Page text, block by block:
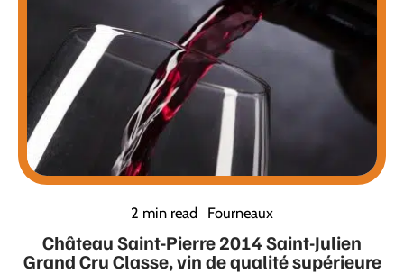
2 min read Fourneaux
Château Saint-Pierre 2014 Saint-Julien
Grand Cru Classe, vin de qualité supérieure